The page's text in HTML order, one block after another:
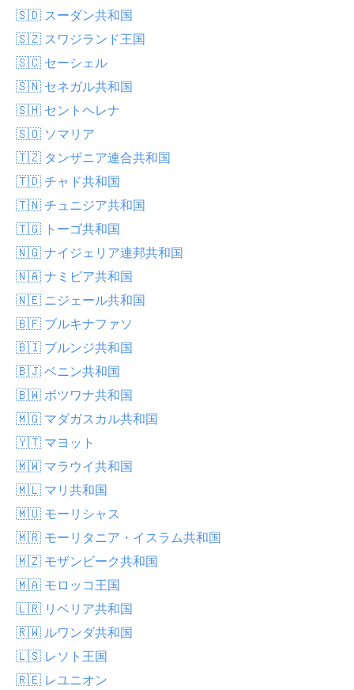
🇸🇩 スーダン共和国
🇸🇿 スワジランド王国
🇸🇨 セーシェル
🇸🇳 セネガル共和国
🇸🇭 セントヘレナ
🇸🇴 ソマリア
🇹🇿 タンザニア連合共和国
🇹🇩 チャド共和国
🇹🇳 チュニジア共和国
🇹🇬 トーゴ共和国
🇳🇬 ナイジェリア連邦共和国
🇳🇦 ナミビア共和国
🇳🇪 ニジェール共和国
🇧🇫 ブルキナファソ
🇧🇮 ブルンジ共和国
🇧🇯 ベニン共和国
🇧🇼 ボツワナ共和国
🇲🇬 マダガスカル共和国
🇾🇹 マヨット
🇲🇼 マラウイ共和国
🇲🇱 マリ共和国
🇲🇺 モーリシャス
🇲🇷 モーリタニア・イスラム共和国
🇲🇿 モザンビーク共和国
🇲🇦 モロッコ王国
🇱🇷 リベリア共和国
🇷🇼 ルワンダ共和国
🇱🇸 レソト王国
🇷🇪 レユニオン